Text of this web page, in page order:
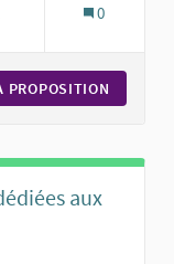
0
PROPOSITION
aux